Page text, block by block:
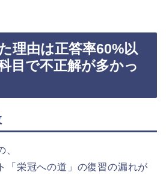
理由は正答率60%以
目で不正解が多かっ
、
「栄冠への道」の復習の漏れが